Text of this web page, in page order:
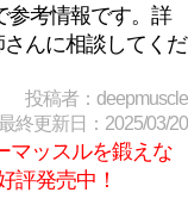
考情報です。詳
んに相談してくだ
投稿者：deepmuscle
終更新日：2025/03/20
マッスルを鍛えな
評発売中！